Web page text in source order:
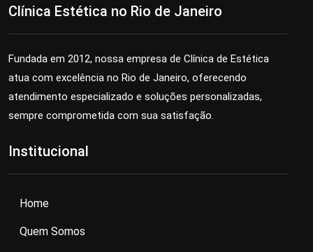
Clínica Estética no Rio de Janeiro
Fundada em 2012, nossa empresa de Clínica de Estética
atua com excelência no Rio de Janeiro, oferecendo
atendimento especializado e soluções personalizadas,
sempre comprometida com sua satisfação.
Institucional
Home
Quem Somos